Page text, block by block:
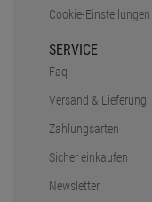
Cookie-Einstellungen
SERVICE
Faq
Versand & Lieferung
Zahlungsarten
Sicher einkaufen
Newsletter